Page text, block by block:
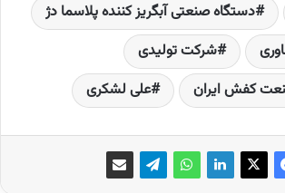
دستگاه صنعتی آبگریز کننده پلاسما دژ
شرکت تولیدی
کفش ایران
علی لشکری